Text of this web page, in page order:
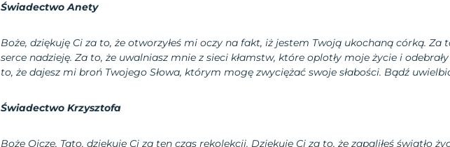
Świadectwo Anety
Boże, dziękuję Ci za to, że otworzyłeś mi oczy na fakt, iż jestem Twoją ukochaną córką. Za
serce nadzieję. Za to, że uwalniasz mnie z sieci kłamstw, które oplotły moje życie i
to, że dajesz mi broń Twojego Słowa, którym mogę zwyciężać swoje słabości. Bądź
Świadectwo Krzysztofa
Boże Ojcze, Tato, dziękuję Ci za ten czas rekolekcji. Dziękuję Ci za to, że zapaliłeś światło